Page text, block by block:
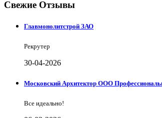
Свежие Отзывы
Главмонолитстрой ЗАО
Рекрутер
30-04-2026
Московский Архитектор ООО
Все идеально!